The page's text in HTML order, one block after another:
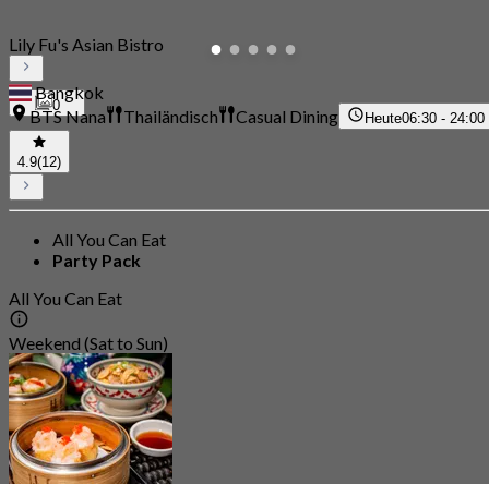
0
Lily Fu's Asian Bistro
Bangkok
BTS Nana
Thailändisch Casual Dining Heute06:30 - 24:00
4.9(12)
All You Can Eat
Party Pack
All You Can Eat
Weekend (Sat to Sun)